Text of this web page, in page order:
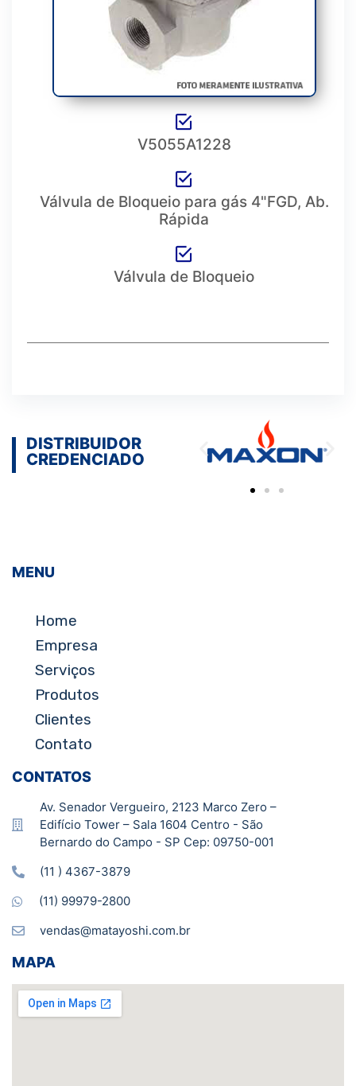
V5055A1228
Válvula de Bloqueio para gás 4"FGD, Ab.
Rápida
Válvula de Bloqueio
DISTRIBUIDOR
CREDENCIADO
MENU
Home
Empresa
Serviços
Produtos
Clientes
Contato
CONTATOS
Av. Senador Vergueiro, 2123 Marco Zero –
Edifício Tower – Sala 1604 Centro - São
Bernardo do Campo - SP Cep: 09750-001
(11 ) 4367-3879
(11) 99979-2800
vendas@matayoshi.com.br
MAPA